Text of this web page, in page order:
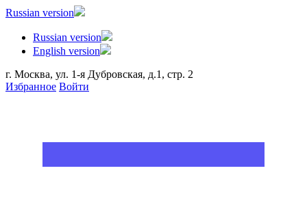
Russian version
Russian version
English version
г. Москва, ул. 1-я Дубровская, д.1, стр. 2
Избранное Войти